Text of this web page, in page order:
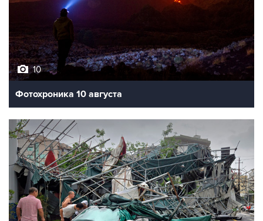
10
Фотохроника 10 августа